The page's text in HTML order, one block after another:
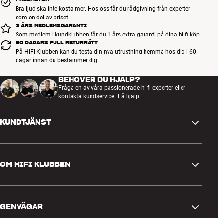
Obs! HiFi Klubben kan leverera hela sortimentet från AudioQuest.
Kontakta din butik om du är intresserad av någon specialprodukt
som inte visas på vår hemsida, så tar vi hem den åt dig.
Mer från AudioQuest
Bra ljud ska inte kosta mer. Hos oss får du rådgivning från experter
som en del av priset.
3 ÅRS MEDLEMSGARANTI
Som medlem i kundklubben får du 1 års extra garanti på dina hi-fi-köp.
60 DAGARS FULL RETURRÄTT
På HiFi Klubben kan du testa din nya utrustning hemma hos dig i 60
dagar innan du bestämmer dig.
BEHÖVER DU HJÄLP?
Fråga en av våra passionerade hi-fi-experter eller
kontakta kundservice. Få hjälp
KUNDTJÄNST
Retur och reklamation
Ångra beställning
OM HIFI KLUBBEN
GENVÄGAR